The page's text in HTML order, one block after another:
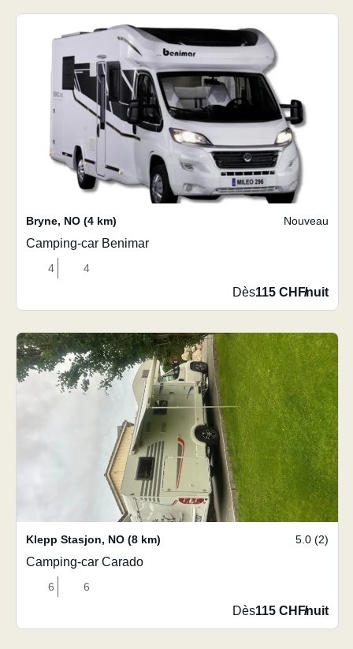
Bryne, NO (4 km) Nouveau
Camping-car Benimar
4 4
Dès115 CHF/nuit
Klepp Stasjon, NO (8 km) 5.0 (2)
Camping-car Carado
6 6
Dès115 CHF/nuit